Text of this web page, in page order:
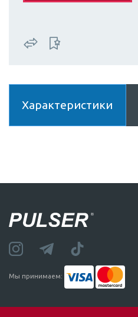
Характеристики
Мы принимаем: